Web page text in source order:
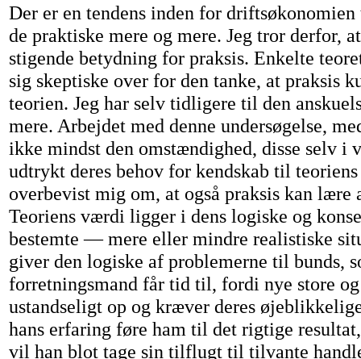
Der er en tendens inden for
de praktiske mere og mere. Jeg tror derfor,
stigende betydning for praksis. Enkelte
sig skeptiske over for den tanke, at praksis
teorien. Jeg har selv tidligere til den
mere. Arbejdet med denne undersøgelse,
ikke mindst den omstændighed, disse selv i
udtrykt deres behov for kendskab til
overbevist mig om, at også praksis kan lære
Teoriens værdi ligger i dens logiske og
bestemte — mere eller mindre realistiske
giver den logiske af problemerne til bunds,
forretningsmand får tid til, fordi nye store
ustandseligt op og kræver deres
hans erfaring føre ham til det rigtige
vil han blot tage sin tilflugt til tilvante